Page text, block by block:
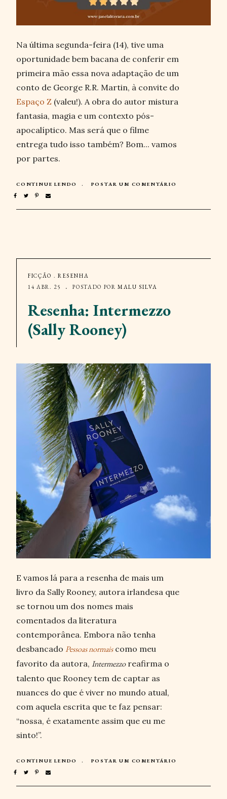
Na última segunda-feira (14), tive uma
oportunidade bem bacana de conferir em
primeira mão essa nova adaptação de um
conto de George R.R. Martin, à convite do
Espaço Z (valeu!). A obra do autor mistura
fantasia, magia e um contexto pós-
apocalíptico. Mas será que o filme
entrega tudo isso também? Bom... vamos
por partes.
CONTINUE LENDO POSTAR UM COMENTÁRIO
FICÇÃO . RESENHA
14 ABR. 25
POSTADO PORMALU SILVA
Resenha: Intermezzo
(Sally Rooney)
E vamos lá para a resenha de mais um
livro da Sally Rooney, autora irlandesa que
se tornou um dos nomes mais
comentados da literatura
contemporânea. Embora não tenha
desbancado Pessoas normaiscomo meu
favorito da autora, Intermezzoreafirma o
talento que Rooney tem de captar as
nuances do que é viver no mundo atual,
com aquela escrita que te faz pensar:
“nossa, é exatamente assim que eu me
sinto!”.
CONTINUE LENDO POSTAR UM COMENTÁRIO